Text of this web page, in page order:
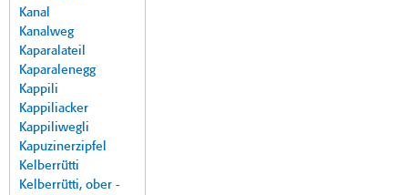
Kanal
Kanalweg
Kaparalateil
Kaparalenegg
Kappili
Kappiliacker
Kappiliwegli
Kapuzinerzipfel
Kelberrütti
Kelberrütti, ober -